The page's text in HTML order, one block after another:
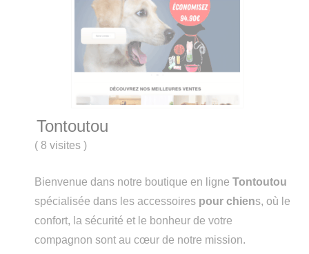
Tontoutou
( 8 visites)
Bienvenue dans notre boutique en ligneTontoutou
spécialisée dans les accessoires pour chiens, où le
confort, la sécurité et le bonheur de votre
compagnon sont au cœur de notre mission.